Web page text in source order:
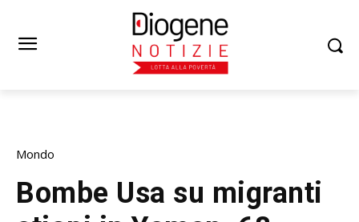
Mondo
Bombe Usa su migranti